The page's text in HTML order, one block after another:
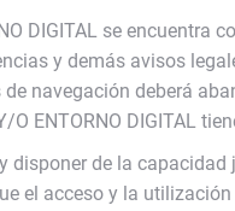
DIGITAL se
y demás avisos
navegación deberá
O ENTORNO DIGITAL
disponer de la
el acceso y la